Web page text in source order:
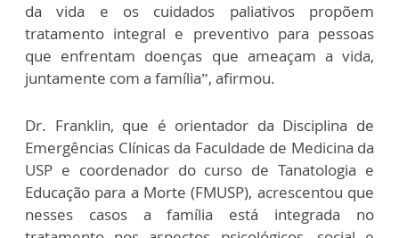
da vida e os cuidados paliativos propõem
tratamento integral e preventivo para pessoas
que enfrentam doenças que ameaçam a vida,
juntamente com a família”, afirmou.
Dr. Franklin, que é orientador da Disciplina de
Emergências Clínicas da Faculdade de Medicina da
USP e coordenador do curso de Tanatologia e
Educação para a Morte (FMUSP), acrescentou que
nesses casos a família está integrada no